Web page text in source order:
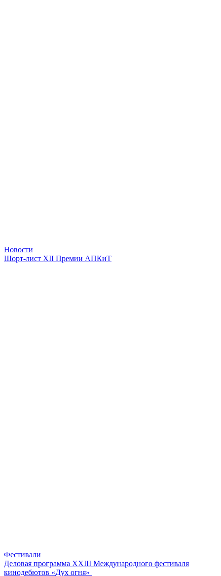
Новости
Шорт-лист XII Премии АПКиТ
Фестивали
Деловая программа XXIII Международного фестиваля
кинодебютов «Дух огня»